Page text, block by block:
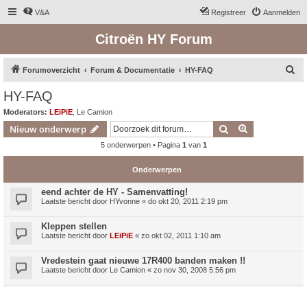
V&A Aanmelden
Registreer
Citroën HY Forum
Forumoverzicht Forum & Documentatie HY-FAQ
HY-FAQ
Moderators: LEiPiE Le Camion
Nieuw onderwerp Zoek
5 onderwerpen • Pagina 1 van 1
Onderwerpen
eend achter de HY - Samenvatting!
Laatste bericht door HYvonne « do okt 20, 2011 2:19 pm
Kleppen stellen
Laatste bericht door LEiPiE « zo okt 02, 2011 1:10 am
Vredestein gaat nieuwe 17R400 banden maken !!
Laatste bericht door Le Camion « zo nov 30, 2008 5:56 pm